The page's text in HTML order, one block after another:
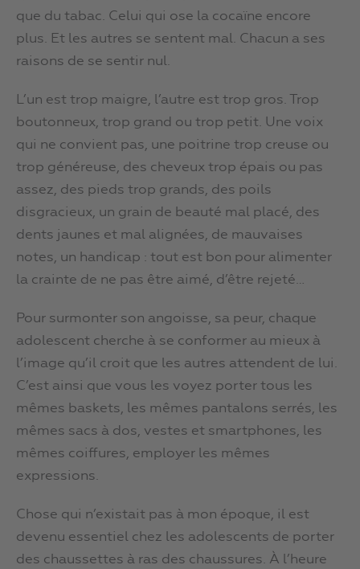
que du tabac. Celui qui ose la cocaïne encore
plus. Et les autres se sentent mal. Chacun a ses
raisons de se sentir nul.
L’un est trop maigre, l’autre est trop gros. Trop
boutonneux, trop grand ou trop petit. Une voix
qui ne convient pas, une poitrine trop creuse ou
trop généreuse, des cheveux trop épais ou pas
assez, des pieds trop grands, des poils
disgracieux, un grain de beauté mal placé, des
dents jaunes et mal alignées, de mauvaises
notes, un handicap : tout est bon pour alimenter
la crainte de ne pas être aimé, d’être rejeté…
Pour surmonter son angoisse, sa peur, chaque
adolescent cherche à se conformer au mieux à
l’image qu’il croit que les autres attendent de lui.
C’est ainsi que vous les voyez porter tous les
mêmes baskets, les mêmes pantalons serrés, les
mêmes sacs à dos, vestes et smartphones, les
mêmes coiffures, employer les mêmes
expressions.
Chose qui n’existait pas à mon époque, il est
devenu essentiel chez les adolescents de porter
des chaussettes à ras des chaussures. À l’heure